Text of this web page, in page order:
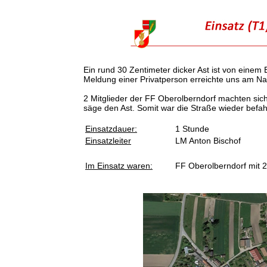
Ein rund 30 Zentimeter dicker Ast ist von
Meldung einer Privatperson erreichte uns am
2 Mitglieder der FF Oberolberndorf machten
säge den Ast. Somit war die Straße wieder
Einsatzdauer:
1 Stunde
Einsatzleiter
LM Anton Bischof
Im Einsatz waren: FF Oberolberndorf mit